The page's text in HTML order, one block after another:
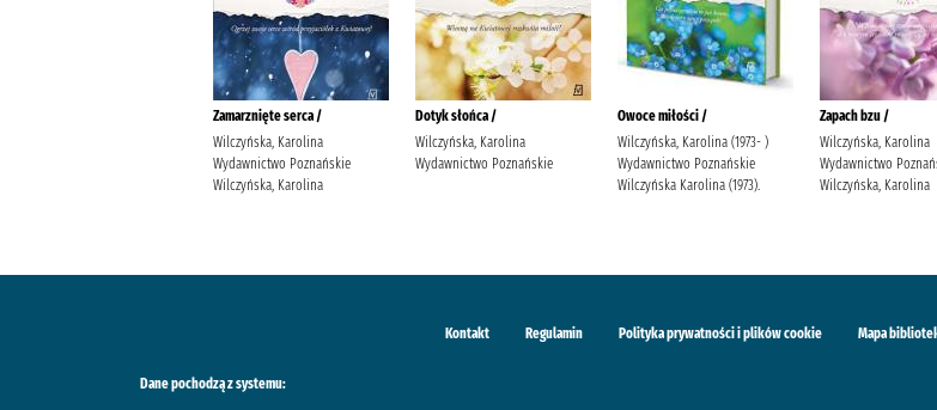
Zamarznięte serca /
Wilczyńska, Karolina
Wydawnictwo Poznańskie
Wilczyńska, Karolina
Dotyk słońca /
Wilczyńska, Karolina
Wydawnictwo Poznańskie
Owoce miłości /
Wilczyńska, Karolina (1973- )
Wydawnictwo Poznańskie
Wilczyńska Karolina (1973).
Zapach bzu /
Wilczyńska, Karolina
Wydawnictwo
Wilczyńska, Karolina
Kontakt Regulamin Polityka prywatności i plików cookie Mapa
Dane pochodzą z systemu: